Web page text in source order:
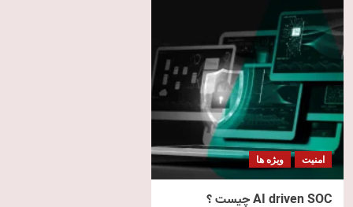
امنیت ویژه ها
AI driven SOC چیست ؟